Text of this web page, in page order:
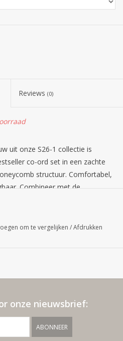
Reviews (0)
uit onze S26-1 collectie is
co-ord set in een zachte
structuur. Comfortabel,
Combineer met de
stijlvolle look van elke dag.
om te vergelijken /Afdrukken
onze nieuwsbrief:
ABONNEER